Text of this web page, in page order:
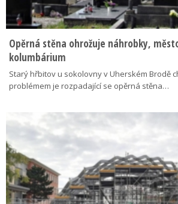
Opěrná stěna ohrožuje náhrobky,
kolumbárium
Starý hřbitov u sokolovny v Uherském Brodě
problémem je rozpadající se opěrná stěna…